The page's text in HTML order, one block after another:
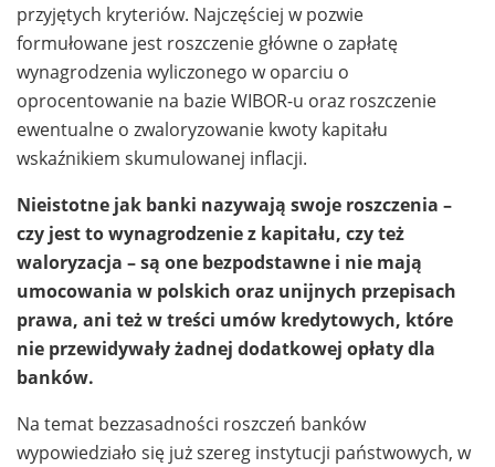
przyjętych kryteriów. Najczęściej w pozwie
formułowane jest roszczenie główne o zapłatę
wynagrodzenia wyliczonego w oparciu o
oprocentowanie na bazie WIBOR-u oraz roszczenie
ewentualne o zwaloryzowanie kwoty kapitału
wskaźnikiem skumulowanej inflacji.
Nieistotne jak banki nazywają swoje roszczenia –
czy jest to wynagrodzenie z kapitału, czy też
waloryzacja – są one bezpodstawne i nie mają
umocowania w polskich oraz unijnych przepisach
prawa, ani też w treści umów kredytowych, które
nie przewidywały żadnej dodatkowej opłaty dla
banków.
Na temat bezzasadności roszczeń banków
wypowiedziało się już szereg instytucji państwowych, w